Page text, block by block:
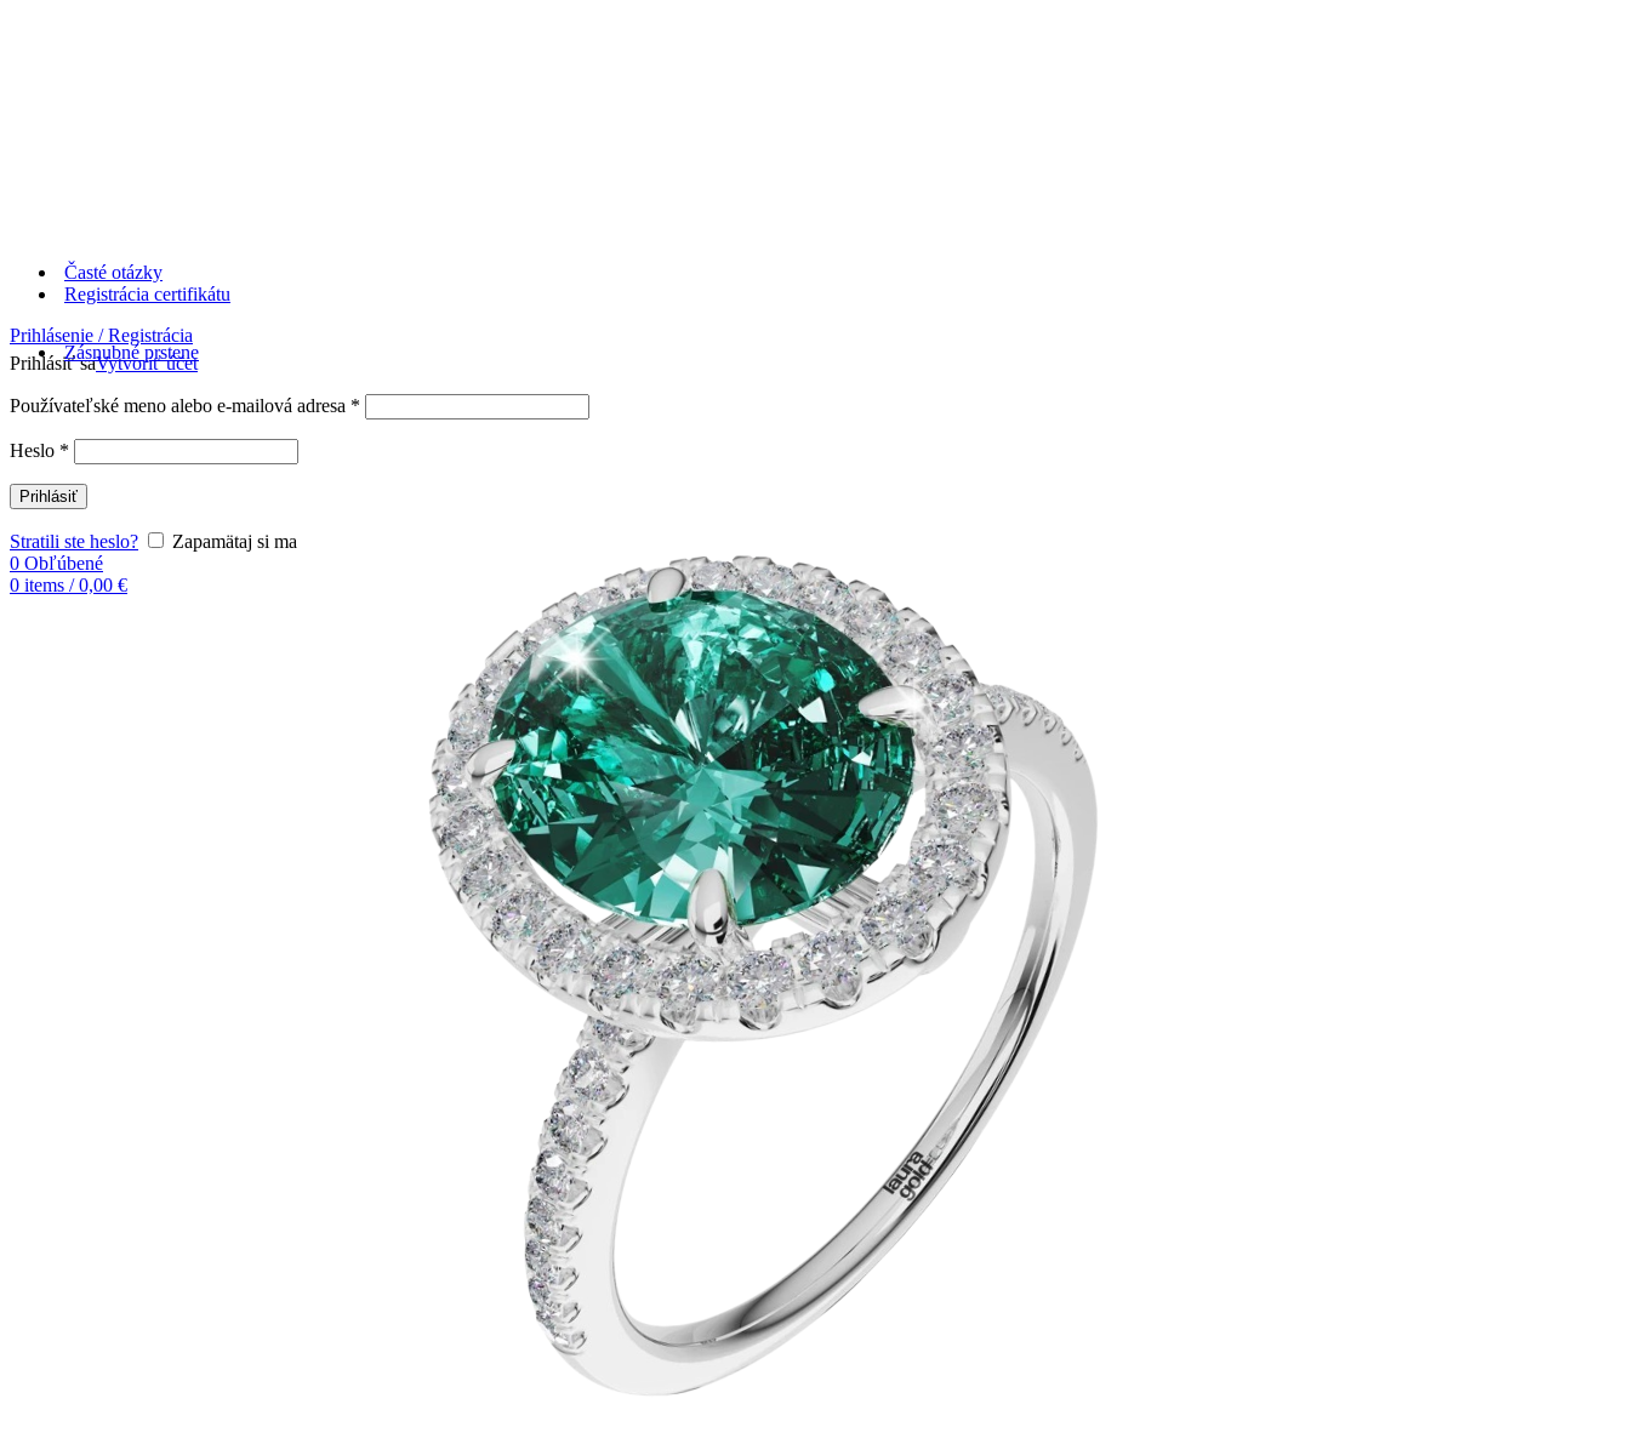
Časté otázky
Registrácia certifikátu
Prihlásenie / Registrácia
Prihlásiť saVytvoriť účet
Používateľské meno alebo e-mailová adresa *
Heslo *
Prihlásiť
Stratili ste heslo?
Zapamätaj si ma
0 Obľúbené
0 items / 0,00 €
Zásnubné prstene